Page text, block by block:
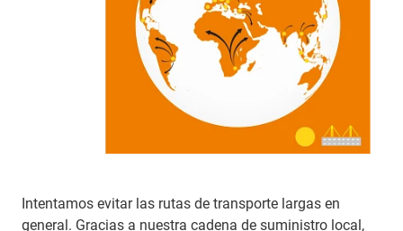
Intentamos evitar las rutas de transporte largas en
general. Gracias a nuestra cadena de suministro local,